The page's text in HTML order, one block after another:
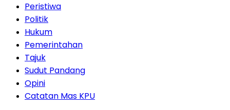
Peristiwa
Politik
Hukum
Pemerintahan
Tajuk
Sudut Pandang
Opini
Catatan Mas KPU